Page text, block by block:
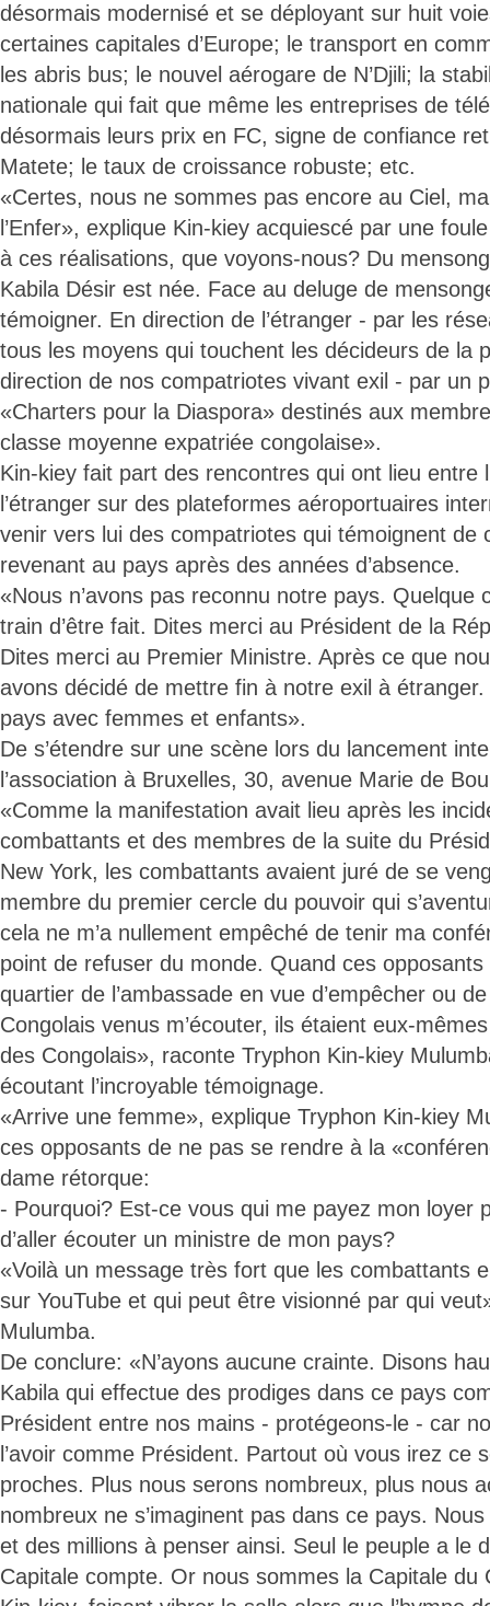
désormais modernisé et se déployant sur huit
certaines capitales d’Europe; le transport en
les abris bus; le nouvel aérogare de N’Djili; la
nationale qui fait que même les entreprises de
désormais leurs prix en FC, signe de confiance
Matete; le taux de croissance robuste; etc.
«Certes, nous ne sommes pas encore au Ciel,
l’Enfer», explique Kin-kiey acquiescé par une
à ces réalisations, que voyons-nous? Du
Kabila Désir est née. Face au deluge de
témoigner. En direction de l’étranger - par les
tous les moyens qui touchent les décideurs de la
direction de nos compatriotes vivant exil - par un
«Charters pour la Diaspora» destinés aux
classe moyenne expatriée congolaise».
Kin-kiey fait part des rencontres qui ont lieu entre
l’étranger sur des plateformes aéroportuaires
venir vers lui des compatriotes qui témoignent de
revenant au pays après des années d’absence.
«Nous n’avons pas reconnu notre pays. Quelque
train d’être fait. Dites merci au Président de la
Dites merci au Premier Ministre. Après ce que
avons décidé de mettre fin à notre exil à
pays avec femmes et enfants».
De s’étendre sur une scène lors du lancement
l’association à Bruxelles, 30, avenue Marie de
«Comme la manifestation avait lieu après les
combattants et des membres de la suite du
New York, les combattants avaient juré de se
membre du premier cercle du pouvoir qui
cela ne m’a nullement empêché de tenir ma
point de refuser du monde. Quand ces
quartier de l’ambassade en vue d’empêcher ou
Congolais venus m’écouter, ils étaient eux-
des Congolais», raconte Tryphon Kin-kiey
écoutant l’incroyable témoignage.
«Arrive une femme», explique Tryphon Kin-kiey
ces opposants de ne pas se rendre à la
dame rétorque:
- Pourquoi? Est-ce vous qui me payez mon loyer
d’aller écouter un ministre de mon pays?
«Voilà un message très fort que les combattants
sur YouTube et qui peut être visionné par qui
Mulumba.
De conclure: «N’ayons aucune crainte. Disons
Kabila qui effectue des prodiges dans ce pays
Président entre nos mains - protégeons-le - car
l’avoir comme Président. Partout où vous irez ce
proches. Plus nous serons nombreux, plus nous
nombreux ne s’imaginent pas dans ce pays.
et des millions à penser ainsi. Seul le peuple a le
Capitale compte. Or nous sommes la Capitale du